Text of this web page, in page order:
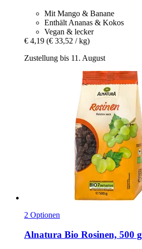
Mit Mango & Banane
Enthält Ananas & Kokos
Vegan & lecker
€ 4,19 (€ 33,52 / kg)
Zustellung bis 11. August
2 Optionen
Alnatura Bio Rosinen, 500 g